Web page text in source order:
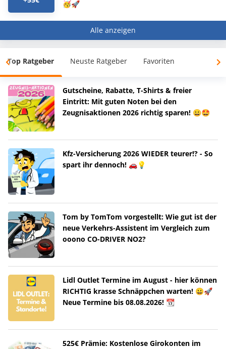
🥳🚀
Alle anzeigen
Top Ratgeber Neuste Ratgeber Favoriten
Gutscheine, Rabatte, T-Shirts & freier
Eintritt: Mit guten Noten bei den
Zeugnisaktionen 2026 richtig sparen! 😀🤩
Kfz-Versicherung 2026 WIEDER teurer!? - So
spart ihr dennoch! 🚗💡
Tom by TomTom vorgestellt: Wie gut ist der
neue Verkehrs-Assistent im Vergleich zum
ooono CO-DRIVER NO2?
Lidl Outlet Termine im August - hier können
RICHTIG krasse Schnäppchen warten! 😀🚀
Neue Termine bis 08.08.2026! 📆
525€ Prämie: Kostenlose Girokonten im